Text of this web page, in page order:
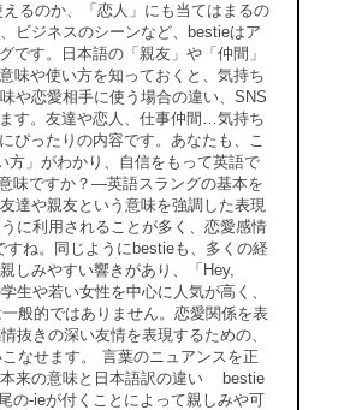
るのか、「恋人」にも当てはまるの
ビジネスのシーンなど、bestieはア
です。日本語の「親友」や「仲間」
味や使い方を知っておくと、気持ち
や恋愛相手に使う場合の違い、SNS
す。友達や恋人、仕事仲間…気持ち
ぴったりの内容です。あなたも、こ
方」がわかり、自信をもって英語で
味ですか？—英語スラングの基本を
達や親友という意味を強調した表現
に利用されることが多く、恋愛感情
ね。同じようにbestieも、多くの経
しみやすい響きがあり、「Hey,
生や若い女性を中心に人気が高く、
般的ではありません。恋愛関係を表
抜きの深い友情を表現するための、
なせます。 言葉のニュアンスを正
来の意味と日本語訳の違い bestie
の-ieが付くことによって親しみや可